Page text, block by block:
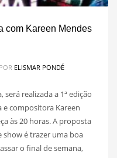
com Kareen Mendes
POR ELISMAR PONDÉ
será realizada a 1ª edição
compositora Kareen
às 20 horas. A proposta
show é trazer uma boa
o final de semana,